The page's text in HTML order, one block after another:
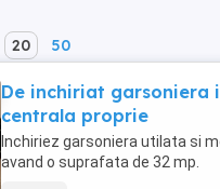
20 50
De inchiriat garsoniera
centrala proprie
Inchiriez garsoniera utilata si
avand o suprafata de 32 mp.